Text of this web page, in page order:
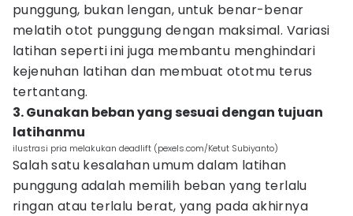
punggung, bukan lengan, untuk benar-benar
melatih otot punggung dengan maksimal. Variasi
latihan seperti ini juga membantu menghindari
kejenuhan latihan dan membuat ototmu terus
tertantang.
3. Gunakan beban yang sesuai dengan tujuan
latihanmu
ilustrasi pria melakukan deadlift (pexels.com/Ketut Subiyanto)
Salah satu kesalahan umum dalam latihan
punggung adalah memilih beban yang terlalu
ringan atau terlalu berat, yang pada akhirnya